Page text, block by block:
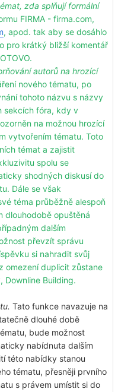
zda splňují formální
FIRMA - firma.com,
, apod. tak aby se dosáhlo
pro krátký bližší komentář
autorů na hrozící
nového tématu, po
tohoto názvu s názvy
sekcích fóra, kdy v
na možnou hrozící
vytvořením tématu. Toto
témat a zajistit
spolu se
shodných diskusí do
Dále se však
téma průběžně alespoň
dlouhodobě opuštěná
dalším
převzít správu
si nahradit svůj
omezení duplicit zůstane
Downline Building.
Tato funkce navazuje na
dlouhé době
bude možnost
nabídnuta dalším
této nabídky stanou
tématu, přesněji prvního
s právem umístit si do